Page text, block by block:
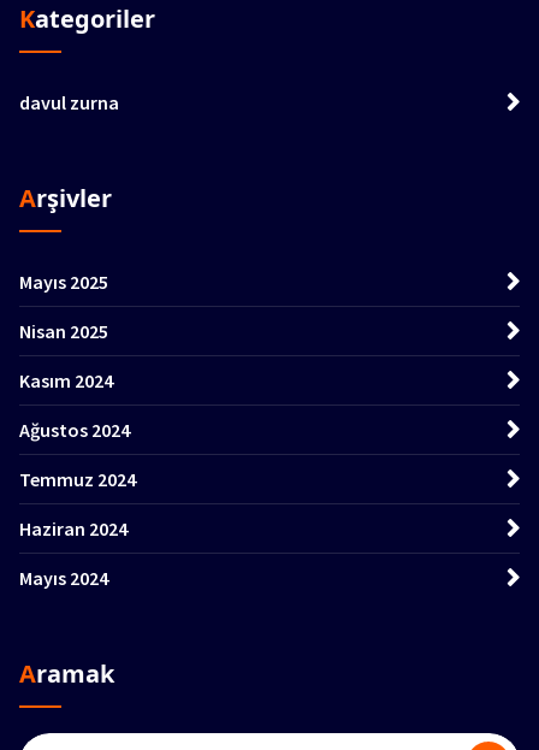
Kategoriler
davul zurna
Arşivler
Mayıs 2025
Nisan 2025
Kasım 2024
Ağustos 2024
Temmuz 2024
Haziran 2024
Mayıs 2024
Aramak